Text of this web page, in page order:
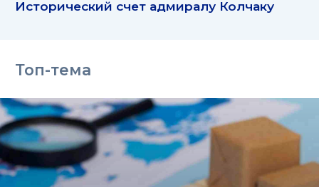
Исторический счет адмиралу Колчаку
Топ-тема